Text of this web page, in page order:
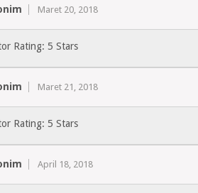
Maret 20, 2018
Rating: 5 Stars
Maret 21, 2018
Rating: 5 Stars
April 18, 2018